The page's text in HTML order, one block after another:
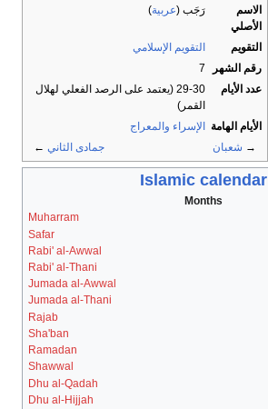
الاسم
الأصلي
رَجَب (عربية)
التقويم
التقويم الإسلامي
رقم الشهر
7
عدد الأيام
29-30 (يعتمد على الرصد الفعلي لهلال
القمر)
الأيام الهامة
الإسراء والمعراج
→ شعبان جمادى الثاني←
Islamic calendar
Months
Muharram
Safar
Rabi' al-Awwal
Rabi' al-Thani
Jumada al-Awwal
Jumada al-Thani
Rajab
Sha'ban
Ramadan
Shawwal
Dhu al-Qadah
Dhu al-Hijjah